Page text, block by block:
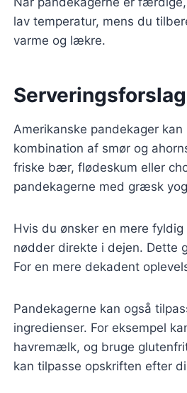
lav temperatur, mens du
varme og lækre.
Amerikanske pandekager
kombination af smør og
friske bær, flødeskum eller
pandekagerne med græsk
Hvis du ønsker en mere
nødder direkte i dejen. Dette
For en mere dekadent
Pandekagerne kan også
ingredienser. For eksempel
havremælk, og bruge
kan tilpasse opskriften efter